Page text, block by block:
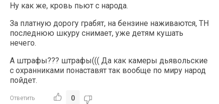
Ну как же, кровь пьют с народа.
За платную дорогу грабят, на бензине наживаются, ТН
последнюю шкуру снимает, уже детям кушать
нечего.
А штрафы??? штрафы((( Да как камеры дьявольские
с охранниками понаставят так вообще по миру народ
пойдет.
Ответить 0